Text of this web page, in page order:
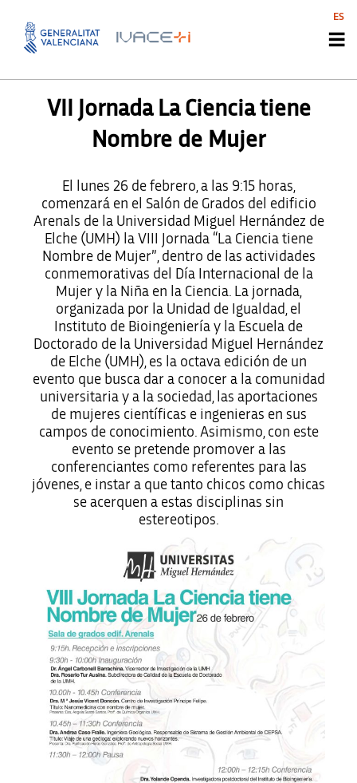
AGENDA INNOAGENTS ES, AGENDA INNOAGENTS VAL
VII Jornada La Ciencia tiene
Nombre de Mujer
El lunes 26 de febrero, a las 9:15 horas,
comenzará en el Salón de Grados del edificio
Arenals de la Universidad Miguel Hernández de
Elche (UMH) la VIII Jornada “La Ciencia tiene
Nombre de Mujer”, dentro de las actividades
conmemorativas del Día Internacional de la
Mujer y la Niña en la Ciencia. La jornada,
organizada por la Unidad de Igualdad, el
Instituto de Bioingeniería y la Escuela de
Doctorado de la Universidad Miguel Hernández
de Elche (UMH), es la octava edición de un
evento que busca dar a conocer a la comunidad
universitaria y a la sociedad, las aportaciones
de mujeres científicas e ingenieras en sus
campos de conocimiento. Asimismo, con este
evento se pretende promover a las
conferenciantes como referentes para las
jóvenes, e instar a que tanto chicos como chicas
se acerquen a estas disciplinas sin
estereotipos.
ES